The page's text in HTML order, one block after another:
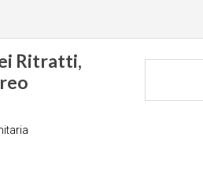
Ritratti,